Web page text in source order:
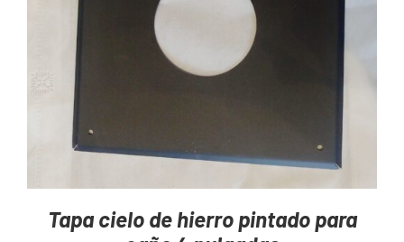
AGREGAR AL CARRITO DETAILS
Tapa cielo de hierro pintado para